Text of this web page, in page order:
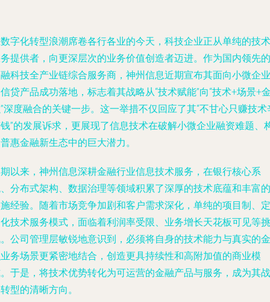
字化转型浪潮席卷各行各业的今天，科技企业正从单纯的技术
提供者，向更深层次的业务价值创造者迈进。作为国内领先的
科技全产业链综合服务商，神州信息近期宣布其面向小微企业
贷产品成功落地，标志着其战略从“技术赋能”向“技术+场景+
深度融合的关键一步。这一举措不仅回应了其“不甘心只赚技术
”的发展诉求，更展现了信息技术在破解小微企业融资难题、
惠金融新生态中的巨大潜力。
以来，神州信息深耕金融行业信息技术服务，在银行核心系
分布式架构、数据治理等领域积累了深厚的技术底蕴和丰富的
经验。随着市场竞争加剧和客户需求深化，单纯的项目制、定
技术服务模式，面临着利润率受限、业务增长天花板可见等挑
公司管理层敏锐地意识到，必须将自身的技术能力与真实的金
务场景更紧密地结合，创造更具持续性和高附加值的商业模
于是，将技术优势转化为可运营的金融产品与服务，成为其战
型的清晰方向。